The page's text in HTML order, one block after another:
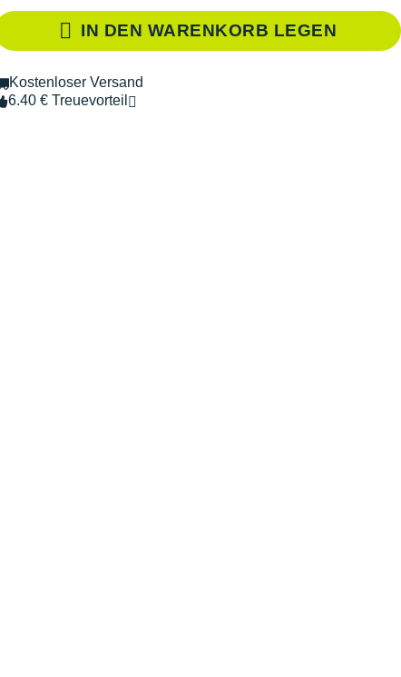
IN DEN WARENKORB LEGEN
Kostenloser Versand
6.40 € Treuevorteil